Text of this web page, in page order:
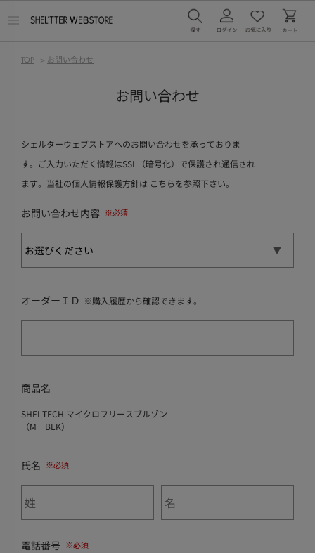
TOP > お問い合わせ
お問い合わせ
シェルターウェブストアへのお問い合わせを承っておりま
す。ご入力いただく情報はSSL（暗号化）で保護され通信され
ます。当社の個人情報保護方針は こちらを参照下さい。
お問い合わせ内容
オーダーＩＤ ※購入履歴から確認できます。
商品名
SHELTECH マイクロフリースブルゾン
（M BLK）
氏名
電話番号